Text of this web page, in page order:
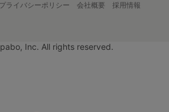
プライバシーポリシー 会社概要
採用情報
Inc. All rights reserved.